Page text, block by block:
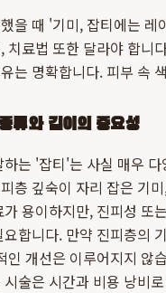
을 때 '기미, 잡티에는
치료법 또한 달라야 합니
는 명확합니다. 피부 속
류와 깊이의 중요성
는 '잡티'는 사실 매우
층 깊숙이 자리 잡은 기
용이하지만, 진피성 또
합니다. 만약 진피층의
인 개선은 이루어지지 않
술은 시간과 비용 낭비